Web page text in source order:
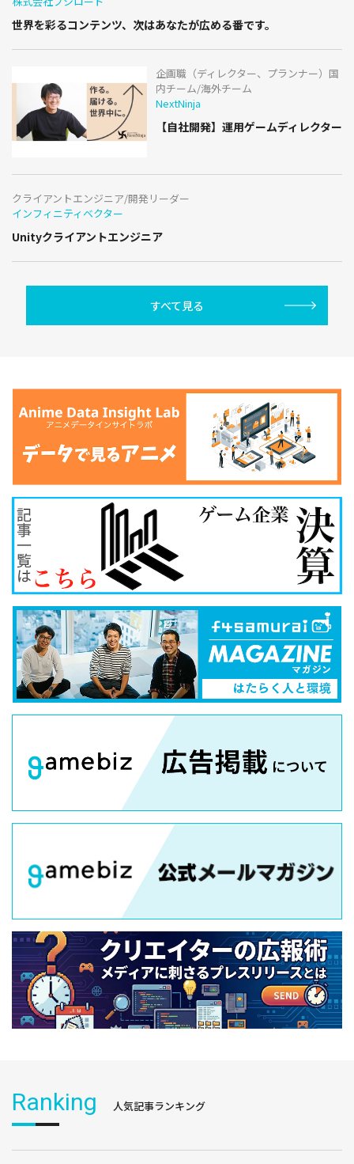
世界を彩るコンテンツ、次はあなたが広める番です。
企画職（ディレクター、プランナー）国
内チーム/海外チーム
NextNinja
【自社開発】運用ゲームディレクター
クライアントエンジニア/開発リーダー
インフィニティベクター
Unityクライアントエンジニア
すべて見る
Ranking 人気記事ランキング